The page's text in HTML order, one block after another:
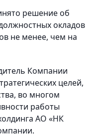
решение об
окладов
не менее, чем на
Компании
целей,
во многом
работы
АО «НК